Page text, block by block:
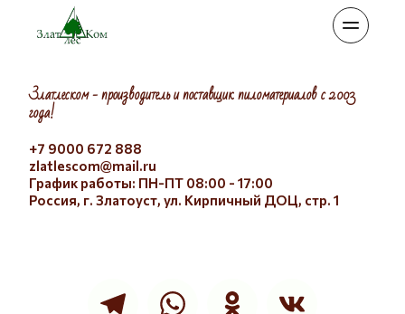
Златлеском - производитель и поставщик пиломатериалов с 2003
года!
+7 9000 672 888
zlatlescom@mail.ru
График работы: ПН-ПТ 08:00 - 17:00
Россия, г. Златоуст, ул. Кирпичный ДОЦ, стр. 1